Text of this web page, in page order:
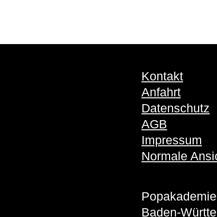
Kontakt
Anfahrt
Datenschutz
AGB
Impressum
Normale
Popakademie
Baden-